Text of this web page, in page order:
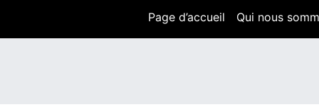
Page d’accueil Qui nous